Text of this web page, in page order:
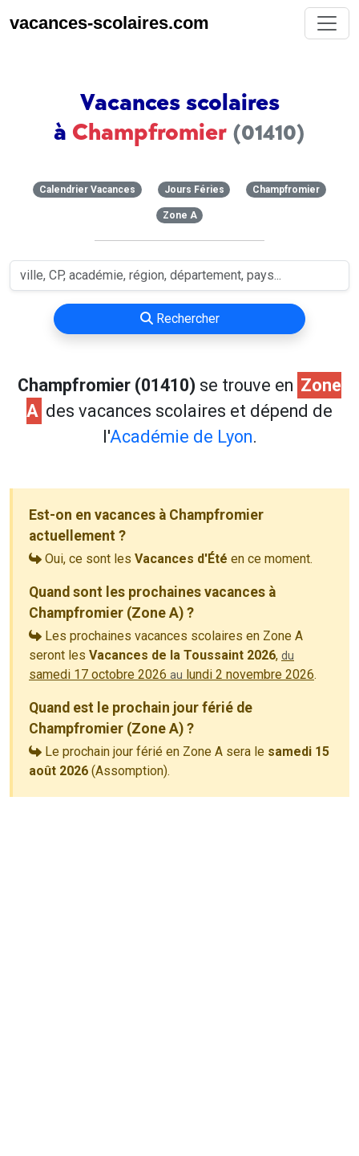
vacances-scolaires.com
Vacances scolaires
à Champfromier (01410)
Calendrier Vacances Jours Féries Champfromier
Zone A
Rechercher
Champfromier (01410) se trouve en Zone
A des vacances scolaires et dépend de
l'Académie de Lyon.
Est-on en vacances à Champfromier
actuellement ?
Oui, ce sont les Vacances d'Été en ce moment.
Quand sont les prochaines vacances à
Champfromier (Zone A) ?
Les prochaines vacances scolaires en Zone A
seront les Vacances de la Toussaint 2026, du
samedi 17 octobre 2026 au lundi 2 novembre 2026.
Quand est le prochain jour férié de
Champfromier (Zone A) ?
Le prochain jour férié en Zone A sera le samedi 15
août 2026 (Assomption).